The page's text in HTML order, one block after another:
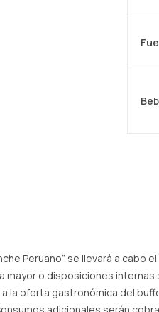
Peruano” se llevará a cabo
mayor o disposiciones internas
la oferta gastronómica del